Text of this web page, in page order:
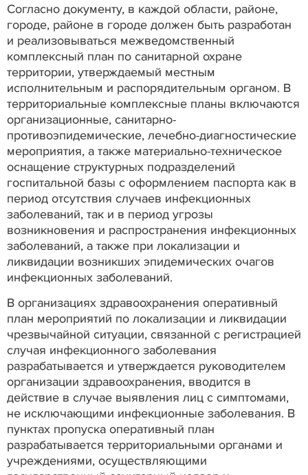
Согласно документу, в каждой области, районе,
городе, районе в городе должен быть разработан
и реализовываться межведомственный
комплексный план по санитарной охране
территории, утверждаемый местным
исполнительным и распорядительным органом. В
территориальные комплексные планы включаются
организационные, санитарно-
противоэпидемические, лечебно-диагностические
мероприятия, а также материально-техническое
оснащение структурных подразделений
госпитальной базы с оформлением паспорта как в
период отсутствия случаев инфекционных
заболеваний, так и в период угрозы
возникновения и распространения инфекционных
заболеваний, а также при локализации и
ликвидации возникших эпидемических очагов
инфекционных заболеваний.
В организациях здравоохранения оперативный
план мероприятий по локализации и ликвидации
чрезвычайной ситуации, связанной с регистрацией
случая инфекционного заболевания
разрабатывается и утверждается руководителем
организации здравоохранения, вводится в
действие в случае выявления лиц с симптомами,
не исключающими инфекционные заболевания. В
пунктах пропуска оперативный план
разрабатывается территориальными органами и
учреждениями, осуществляющими